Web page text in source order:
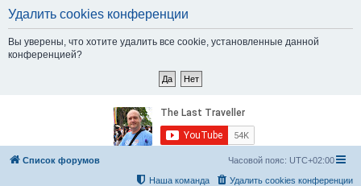
Удалить cookies конференции
Вы уверены, что хотите удалить все cookie, установленные данной
конференцией?
Список форумов Часовой пояс: UTC+02:00
Удалить cookies конференции
Наша команда